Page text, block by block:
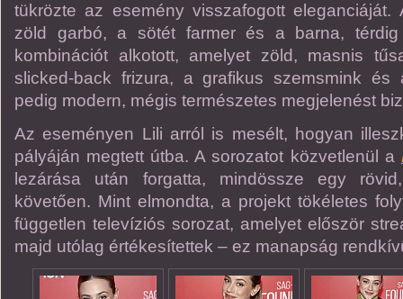
tükrözte az esemény visszafogott
zöld garbó, a sötét farmer és a barna,
kombinációt alkotott, amelyet zöld, masnis
slicked-back frizura, a grafikus szemsmink és
pedig modern, mégis természetes megjelenést
Az eseményen Lili arról is mesélt, hogyan
pályáján megtett útba. A sorozatot közvetlenül a
lezárása után forgatta, mindössze egy
követően. Mint elmondta, a projekt tökéletes
független televíziós sorozat, amelyet először
majd utólag értékesítettek – ez manapság